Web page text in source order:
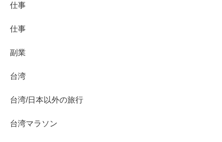
仕事
仕事
副業
台湾
台湾/日本以外の旅行
台湾マラソン